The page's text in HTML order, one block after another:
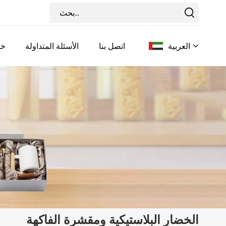
الأسئلة المتداولة اتصل بنا العربية
English
Français
Español
الخضار البلاستيكية ومقشرة الفاكهة